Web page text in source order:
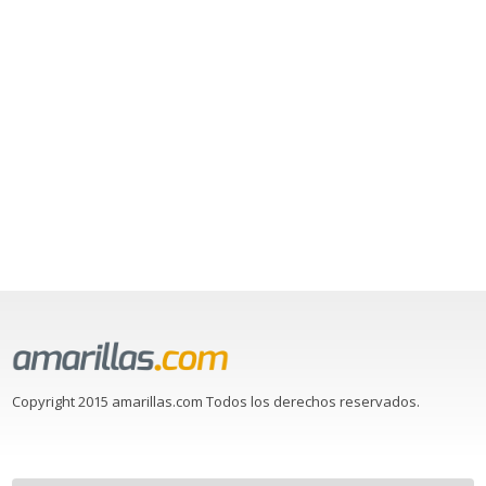
Copyright 2015 amarillas.com Todos los derechos reservados.